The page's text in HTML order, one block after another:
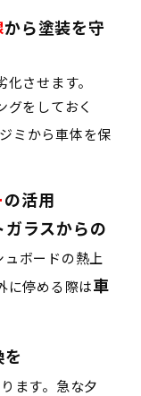
から塗装を守
させます。
グをしておく
ミから車体を保
の活用
ガラスからの
ボードの熱上
に停める際は車
ます。急な夕